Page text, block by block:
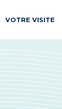
VOTRE VISITE